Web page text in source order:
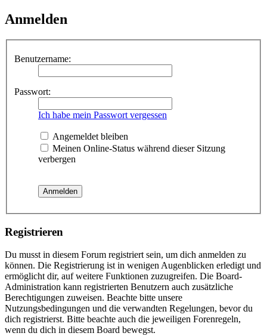
Anmelden
Benutzername:
Passwort:
Ich habe mein Passwort vergessen
Angemeldet bleiben
Meinen Online-Status während dieser Sitzung
verbergen
Registrieren
Du musst in diesem Forum registriert sein, um dich anmelden zu
können. Die Registrierung ist in wenigen Augenblicken erledigt und
ermöglicht dir, auf weitere Funktionen zuzugreifen. Die Board-
Administration kann registrierten Benutzern auch zusätzliche
Berechtigungen zuweisen. Beachte bitte unsere
Nutzungsbedingungen und die verwandten Regelungen, bevor du
dich registrierst. Bitte beachte auch die jeweiligen Forenregeln,
wenn du dich in diesem Board bewegst.